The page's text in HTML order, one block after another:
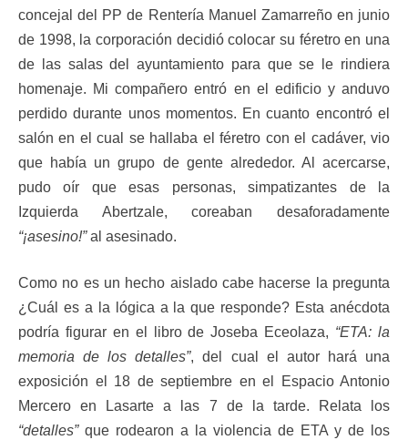
concejal del PP de Rentería Manuel Zamarreño en junio
de 1998, la corporación decidió colocar su féretro en una
de las salas del ayuntamiento para que se le rindiera
homenaje. Mi compañero entró en el edificio y anduvo
perdido durante unos momentos. En cuanto encontró el
salón en el cual se hallaba el féretro con el cadáver, vio
que había un grupo de gente alrededor. Al acercarse,
pudo oír que esas personas, simpatizantes de la
Izquierda Abertzale, coreaban desaforadamente
“¡asesino!”al asesinado.
Como no es un hecho aislado cabe hacerse la pregunta
¿Cuál es a la lógica a la que responde? Esta anécdota
podría figurar en el libro de Joseba Eceolaza, “ETA: la
memoria de los detalles”, del cual el autor hará una
exposición el 18 de septiembre en el Espacio Antonio
Mercero en Lasarte a las 7 de la tarde. Relata los
“detalles”que rodearon a la violencia de ETA y de los